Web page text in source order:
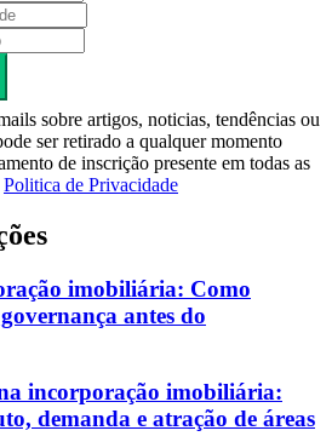
sobre artigos, noticias, tendências ou
ser retirado a qualquer momento
de inscrição presente em todas as
Politica de Privacidade
imobiliária: Como
antes do
incorporação imobiliária:
demanda e atração de áreas